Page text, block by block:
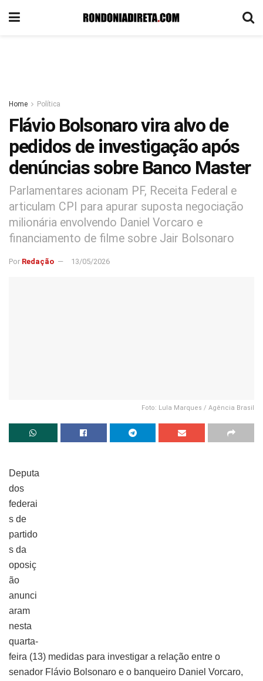
Home Política
Flávio Bolsonaro vira alvo de
pedidos de investigação após
denúncias sobre Banco Master
Parlamentares acionam PF, Receita Federal e
articulam CPI para apurar suposta negociação
milionária envolvendo Daniel Vorcaro e
financiamento de filme sobre Jair Bolsonaro
Por Redação 13/05/2026
Foto: Lula Marques / Agência Brasil
Deputa
dos
federai
s de
partido
s da
oposiç
ão
anunci
aram
nesta
quarta-
feira (13) medidas para investigar a relação entre o
senador Flávio Bolsonaro e o banqueiro Daniel Vorcaro,